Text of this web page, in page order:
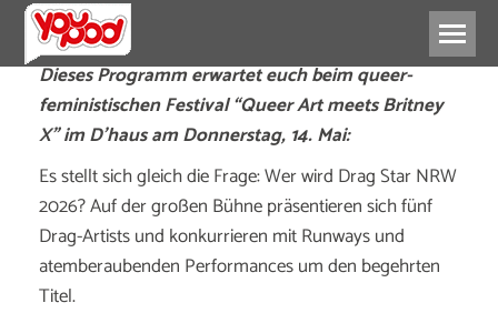
Dieses Programm erwartet euch beim queer-
feministischen Festival “Queer Art meets Britney
X” im D’haus am Donnerstag, 14. Mai:
Es stellt sich gleich die Frage: Wer wird Drag Star NRW
2026? Auf der großen Bühne präsentieren sich fünf
Drag-Artists und konkurrieren mit Runways und
atemberaubenden Performances um den begehrten
Titel.